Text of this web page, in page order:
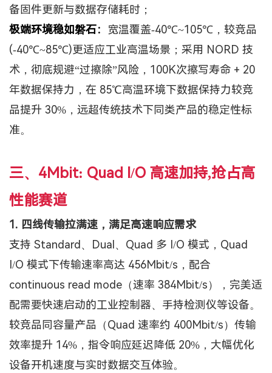
备固件更新与数据存储耗时；
极端环境稳如磐石： 宽温覆盖-40℃~105℃，较竞品
(-40℃~85℃)更适应工业高温场景；采用 NORD 技
术，彻底规避“过擦除”风险，100K次擦写寿命 + 20
年数据保持力，在 85℃高温环境下数据保持力较竞
品提升 30%，远超传统技术下同类产品的稳定性标
准。
三、4Mbit: Quad I/O 高速加持,抢占高
性能赛道
1. 四线传输拉满速，满足高速响应需求
支持 Standard、Dual、Quad 多 I/O 模式，Quad
I/O 模式下传输速率高达 456Mbit/s，配合
continuous read mode（速率 384Mbit/s），完美适
配需要快速启动的工业控制器、手持检测仪等设备。
较竞品同容量产品（Quad 速率约 400Mbit/s）传输
效率提升 14%，指令响应延迟降低 20%，大幅优化
设备开机速度与实时数据交互体验。